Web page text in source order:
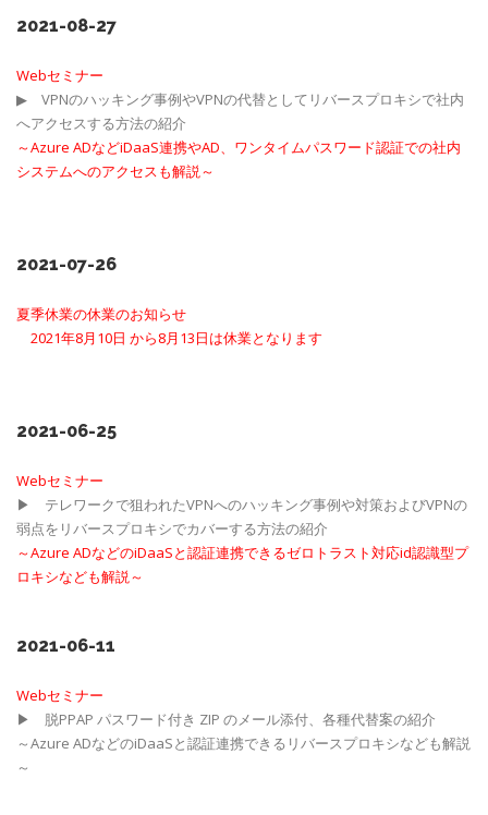
2021-08-27
Webセミナー
▶ VPNのハッキング事例やVPNの代替としてリバースプロキシで社内
へアクセスする方法の紹介
～Azure ADなどiDaaS連携やAD、ワンタイムパスワード認証での社内
システムへのアクセスも解説～
2021-07-26
夏季休業の休業のお知らせ
2021年8月10日 から8月13日は休業となります
2021-06-25
Webセミナー
▶ テレワークで狙われたVPNへのハッキング事例や対策およびVPNの
弱点をリバースプロキシでカバーする方法の紹介
～Azure ADなどのiDaaSと認証連携できるゼロトラスト対応id認識型プ
ロキシなども解説～
2021-06-11
Webセミナー
▶ 脱PPAP パスワード付き ZIP のメール添付、各種代替案の紹介
～Azure ADなどのiDaaSと認証連携できるリバースプロキシなども解説
～